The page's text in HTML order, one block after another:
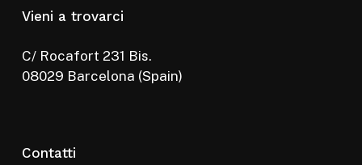
Vieni a trovarci
C/ Rocafort 231 Bis.
08029 Barcelona (Spain)
Contatti